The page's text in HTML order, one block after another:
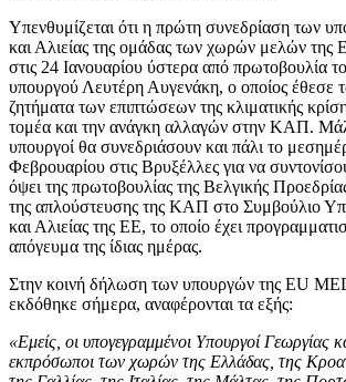
Υπενθυμίζεται ότι η πρώτη συνεδρίαση των
και Αλιείας της ομάδας των χωρών μελών της
στις 24 Ιανουαρίου ύστερα από πρωτοβουλία
υπουργού Λευτέρη Αυγενάκη, ο οποίος έθεσε
ζητήματα των επιπτώσεων της κλιματικής
τομέα και την ανάγκη αλλαγών στην ΚΑΠ.
υπουργοί θα συνεδριάσουν και πάλι το
Φεβρουαρίου στις Βρυξέλλες για να
όψει της πρωτοβουλίας της Βελγικής
της απλούστευσης της ΚΑΠ στο Συμβούλιο
και Αλιείας της ΕΕ, το οποίο έχει
απόγευμα της ίδιας ημέρας.
Στην κοινή δήλωση των υπουργών της EU
εκδόθηκε σήμερα, αναφέρονται τα εξής:
«Εμείς, οι υπογεγραμμένοι Υπουργοί Γεωργίας
εκπρόσωποι των χωρών της Ελλάδας, της